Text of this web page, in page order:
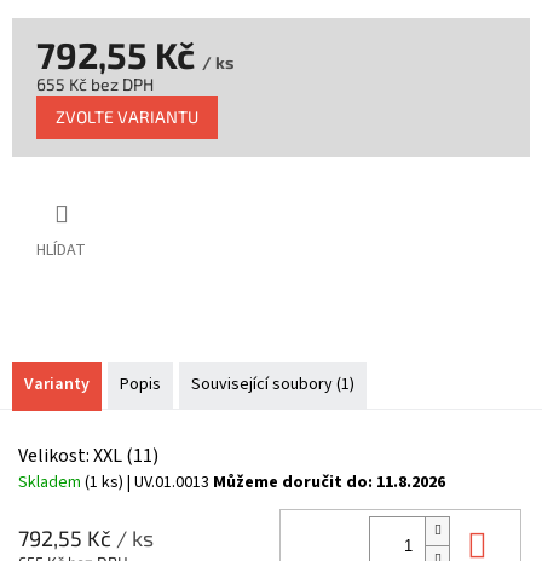
HLÍDAT
792,55 Kč / ks
655 Kč bez DPH
Měrná
cena:
ZVOLTE VARIANTU
Varianty Popis Související soubory (1)
Velikost: XXL (11)
Skladem (1 ks) | UV.01.0013 Můžeme doručit do: 11.8.2026
792,55 Kč / ks